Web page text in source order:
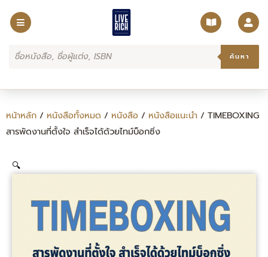
Products
search ค้นหา
หน้าหลัก / หนังสือทั้งหมด / หนังสือ / หนังสือแนะนำ / TIMEBOXING
สารพัดงานที่ตั้งใจ สำเร็จได้ด้วยไทม์บ็อกซิ่ง
🔍